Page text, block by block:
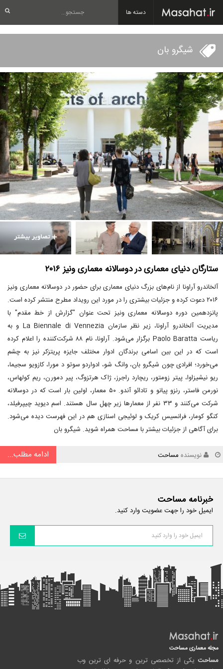
دسته ها
شیگرو بان
ستارگان دنیای معماری در دوسالانه معماری ونیز ۲۰۱۶
آلخاندرو آراونا از نام‌های بزرگ دنیای معماری برای حضور در دوسالانه معماری ونیز
۲۰۱۶ دعوت کرده و جزئیات بیشتری را در مورد این رویداد مطرح منتشر کرده است.
پانزدهمین دوره دوسالانه معماری ونیز تحت عنوان "گزارش از خط مقدم" با
مدیریت آلخاندرو آراونا، زیر نظر سازمان La Biennale di Vennezia و به
ریاست Paolo Baratta برگزار می‌شود. آراونا، نام ۸۸ شرکت‌کننده را اعلام کرده
است که در این بین اسامی برندگان ادوار مختلف جایزه پریتزکر نیز به چشم
می‌خورد؛ افرادی چون شیگرو بان، وانگ شو، ادواردو سوتو د مورا، کازویو سجیما،
ریو نیشیزاوا، پیتر زومتور، ریچارد راجرز، ژاک هرتزوگ، پیر دمورن، ریم کولهاس،
نورمن فاستر، رنزو پیانو و تادائو آندو. ۵۰ معمار، اولین بار است که در دوسالانه
شرکت می‌کنند و ۳۳ نفر از معمارها زیر چهل سال هستند. اسم دیوید چیپرفیلد،
کنگو کومار، فرانسیس کریک و لوئیجی اسنازی هم در این فهرست دیده می‌شود.
برای آگاهی از جزئیات بیشتر با مساحت همراه شوید. شیگرو بان
نویسنده مساحت ادامه مطلب...
خبرنامه مساحت
ایمیل خود را جهت عضویت وارد کنید.
مجله معماری مساحت
مساحت یکی از تخصصی ترین و حرفه ای ترین وب